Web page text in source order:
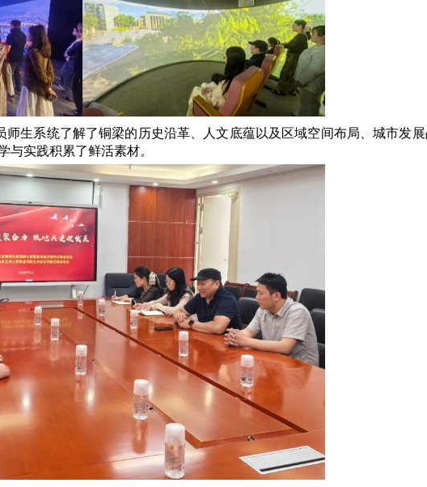
生系统了解了铜梁的历史沿革、人文底蕴以及区域空间布局、城市发展
实践积累了鲜活素材。